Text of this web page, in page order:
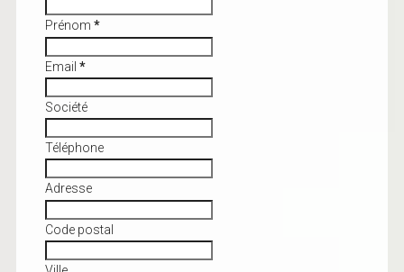
Prénom *
Email *
Société
Téléphone
Adresse
Code postal